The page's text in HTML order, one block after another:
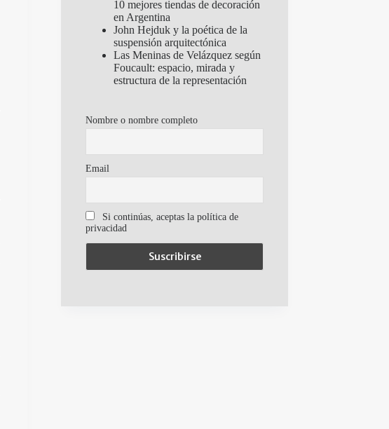
10 mejores tiendas de decoración
en Argentina
John Hejduk y la poética de la
suspensión arquitectónica
Las Meninas de Velázquez según
Foucault: espacio, mirada y
estructura de la representación
Nombre o nombre completo
Email
Si continúas, aceptas la política de
privacidad